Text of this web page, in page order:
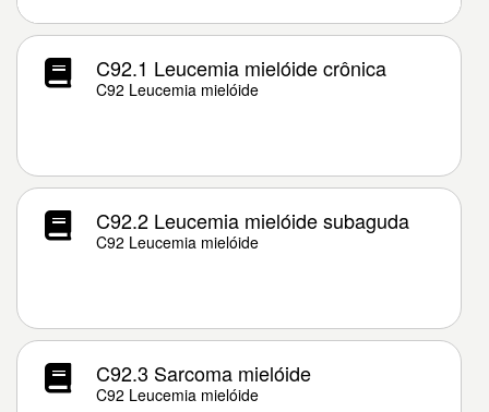
C92.1 Leucemia mielóide crônica
C92 Leucemia mielóide
C92.2 Leucemia mielóide subaguda
C92 Leucemia mielóide
C92.3 Sarcoma mielóide
C92 Leucemia mielóide